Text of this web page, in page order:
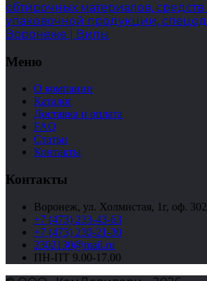
Меню
О компании
Каталог
Доставка и оплата
FAQ
Статьи
Контакты
Контакты
Воронеж, ул. Холмистая, 1г, оф. 302
+7 (473) 233-43-63
+7 (473) 230-21-30
2302130@mail.ru
ПН-ПТ 9.00-17.00